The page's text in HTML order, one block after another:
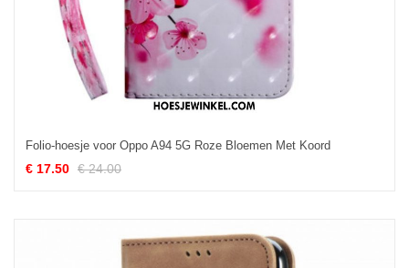
Folio-hoesje voor Oppo A94 5G Roze Bloemen Met Koord
€ 17.50 € 24.00